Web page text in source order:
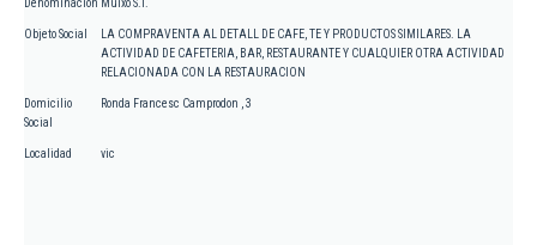
Denominación Muixo S.l.
Objeto Social
LA COMPRAVENTA AL DETALL DE CAFE, TE Y PRODUCTOS SIMILARES. LA
ACTIVIDAD DE CAFETERIA, BAR, RESTAURANTE Y CUALQUIER OTRA ACTIVIDAD
RELACIONADA CON LA RESTAURACION
Domicilio
Social
Ronda Francesc Camprodon , 3
Localidad vic